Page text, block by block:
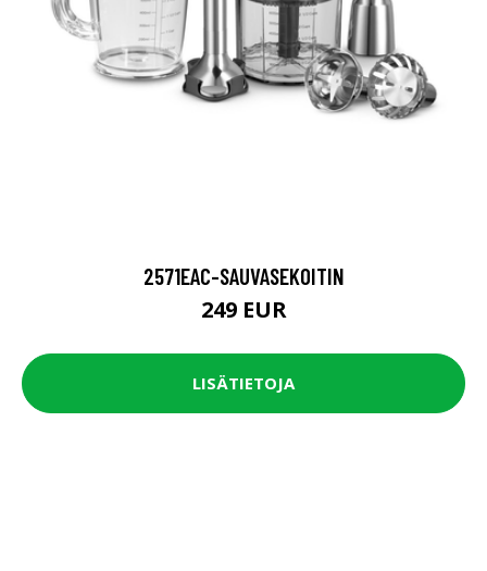
2571EAC-SAUVASEKOITIN
249 EUR
LISÄTIETOJA